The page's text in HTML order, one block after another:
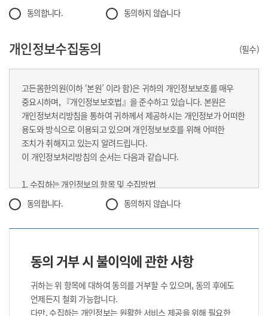
① “이용자”란 “사이트”에 접속하여 이 약관에 따라 “사이트”가
제공하는 서비스를 받는 회원 및 비회원을 말합니다.
자로서,“사이트”의 정보를 지속적으로 제공받으며,“사이트”가
서비스를 이용하는 자를 말합니다.
제3조 (약관의 명시와 개정)
① “사이트”는 이 약관의 내용과 상호, 영업소 소재지, 연락처(전화,
팩스, 전자우편 주소 등) 등을 이용자가 알 수 있도록 “사이트”에
게시합니다.
전자서명법, 정보통신망이용촉진등에관한법률,
방문판매등에관한법률, 소비자보호법 등 관련법을 위배하지 않는
범위에서 이 약관을 개정할 수 있습니다.
③ “사이트”가 약관을 개정할 경우에는 적용일자 및 개정사유를
이전부터 적용일자 전일까지 공지합니다.
④ “사이트”가 약관을 개정할 경우에는 그 개정약관은 그 적용일자
이후에 체결되는 계약에만 적용되고 그 이전에 이미 체결된 계약에
대해서는 개정전의 약관조항이 그대로 적용됩니다. 다만 이미 계약을
체결한 이용자가 개정약관 조항의 적용을 받기를 원하는 뜻을
동의합니다. 동의하지 않습니다
개인정보수집동의 (필수)
고든몸한의원(이하 ‘본원’ 이라 함)은 귀하의 개인정보보호를 매우
중요시하며, 『개인정보보호법』을 준수하고 있습니다. 본원은
개인정보처리방침을 통하여 귀하께서 제공하시는 개인정보가 어떠한
용도와 방식으로 이용되고 있으며 개인정보보호를 위해 어떠한
조치가 취해지고 있는지 알려드립니다.
이 개인정보처리방침의 순서는 다음과 같습니다.
1. 수집하는 개인정보의 항목 및 수집방법
2. 개인정보의 수집 및 이용목적
3. 개인정보의 보유 및 이용기간
6. 이용자 및 법정대리인의 권리와 그 행사방법
7. 동의철회 / 회원탈퇴 방법
8. 개인정보 자동 수집 장치의 설치/운영 및 그 거부에 관한 사항
9. 개인정보관리책임자
10. 개인정보의 안전성 확보조치
동의합니다. 동의하지 않습니다
동의 거부 시 불이익에 관한 사항
귀하는 위 항목에 대하여 동의를 거부할 수 있으며, 동의 후에도
언제든지 철회 가능합니다.
다만, 수집하는 개인정보는 원활한 서비스 제공을 위해 필요한